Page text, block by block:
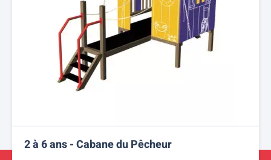
2 à 6 ans - Cabane du Pêcheur